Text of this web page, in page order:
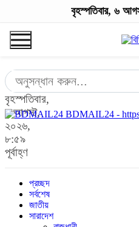
বৃহস্পতিবার,
৬ আগস্ট,
২০২৬,
৮:৫৯
পূর্বাহ্ণ
BDMAIL24 -
প্রচ্ছদ
সর্বশেষ
জাতীয়
সারাদেশ
বৃহস্পতিবার, ৬